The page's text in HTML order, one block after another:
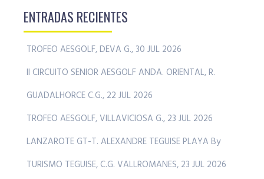
ENTRADAS RECIENTES
TROFEO AESGOLF, DEVA G., 30 JUL 2026
II CIRCUITO SENIOR AESGOLF ANDA. ORIENTAL, R.
GUADALHORCE C.G., 22 JUL 2026
TROFEO AESGOLF, VILLAVICIOSA G., 23 JUL 2026
LANZAROTE GT-T. ALEXANDRE TEGUISE PLAYA By
TURISMO TEGUISE, C.G. VALLROMANES, 23 JUL 2026